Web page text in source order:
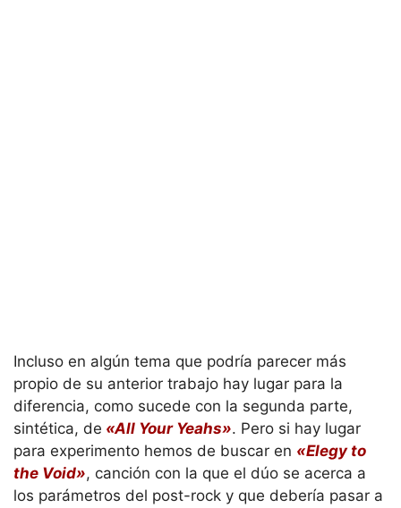
Incluso en algún tema que podría parecer más
propio de su anterior trabajo hay lugar para la
diferencia, como sucede con la segunda parte,
sintética, de «All Your Yeahs». Pero si hay lugar
para experimento hemos de buscar en «Elegy to
the Void», canción con la que el dúo se acerca a
los parámetros del post-rock y que debería pasar a